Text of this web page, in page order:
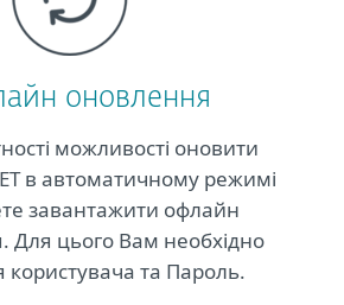
оновлення
можливості оновити
в автоматичному режимі
завантажити офлайн
Для цього Вам необхідно
користувача та Пароль.